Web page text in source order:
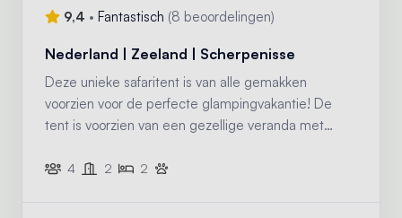
9,4 • Fantastisch (8 beoordelingen)
Nederland | Zeeland | Scherpenisse
Deze unieke safaritent is van alle gemakken
voorzien voor de perfecte glampingvakantie! De
tent is voorzien van een gezellige veranda met
inventaris en twee slaapcabines.
4 2 2